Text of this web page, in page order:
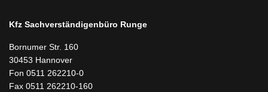
Kfz Sachverständigenbüro Runge
Bornumer Str. 160
30453 Hannover
Fon 0511 262210-0
Fax 0511 262210-160